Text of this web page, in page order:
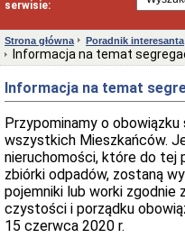
serwisie:
Statut
i
struktura
Urzędu
Obwieszczenia
Burmistrza
Interpretacje
Burmistrza
Ogłoszenia
o
naborze
pracowników
Strona główna Poradnik interesanta
Informacja na temat
Informacja na temat
Przypominamy o
wszystkich Mieszkańców.
nieruchomości, które do tej
zbiórki odpadów, zostaną
pojemniki lub worki zgodnie
czystości i porządku
15 czerwca 2020 r.